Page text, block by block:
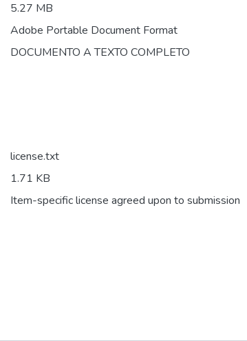
5.27 MB
Adobe Portable Document Format
DOCUMENTO A TEXTO COMPLETO
license.txt
1.71 KB
Item-specific license agreed upon to submission